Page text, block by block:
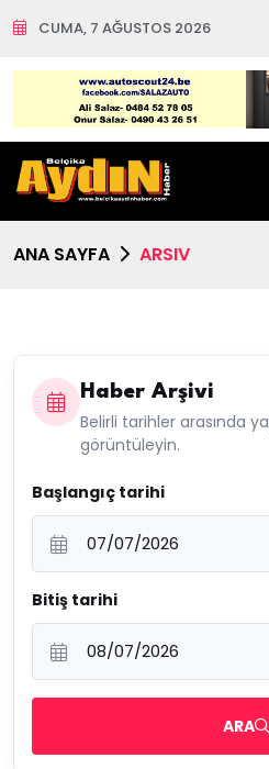
CUMA, 7 AĞUSTOS 2026
ANA SAYFA ARSIV
Haber Arşivi
Belirli tarihler arasında
görüntüleyin.
Başlangıç tarihi
Bitiş tarihi
ARA